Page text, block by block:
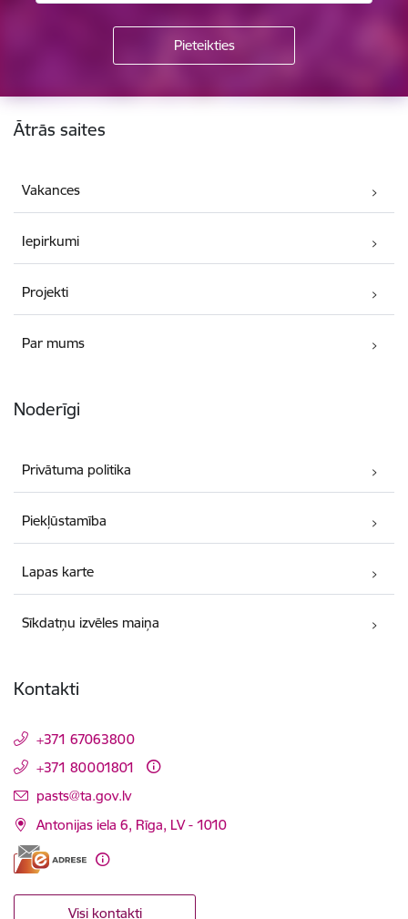
Kājene
Ātrās saites
Vakances
Iepirkumi
Projekti
Par mums
Noderīgi
Privātuma politika
Piekļūstamība
Lapas karte
Sīkdatņu izvēles maiņa
Kontakti
+371 67063800
+371 80001801
E-pasts:
pasts@ta.gov.lv
Antonijas iela 6, Rīga, LV - 1010
Visi kontakti